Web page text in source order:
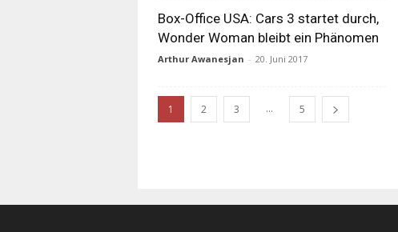
Box-Office USA: Cars 3 startet durch,
Wonder Woman bleibt ein Phänomen
Arthur Awanesjan - 20. Juni 2017
1 2 3 ... 5